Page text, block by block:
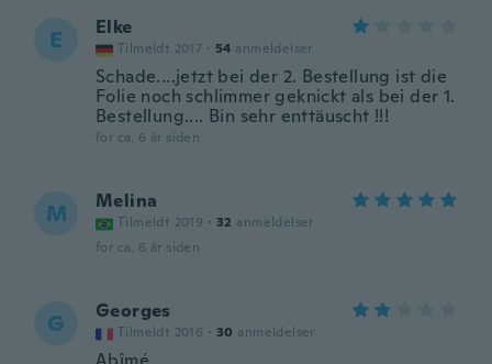
E Elke
Tilmeldt 2017 · 54 anmeldelser
Schade....jetzt bei der 2. Bestellung ist die
Folie noch schlimmer geknickt als bei der 1.
Bestellung.... Bin sehr enttäuscht !!!
for ca. 6 år siden
M Melina
Tilmeldt 2019 · 32 anmeldelser
for ca. 6 år siden
G Georges
Tilmeldt 2016 · 30 anmeldelser